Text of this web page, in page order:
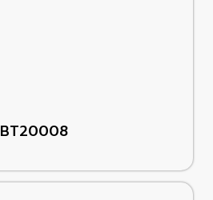
BT20008